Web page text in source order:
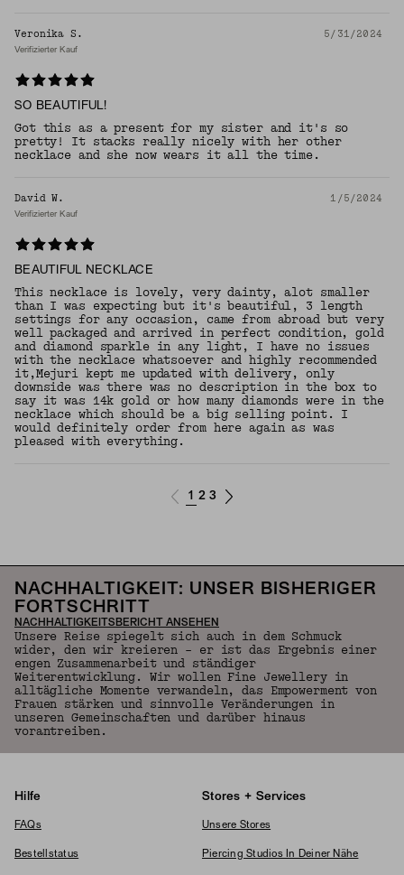
Veronika S. 5/31/2024
Verifizierter Kauf
SO BEAUTIFUL!
Got this as a present for my sister and it's so
pretty! It stacks really nicely with her other
necklace and she now wears it all the time.
David W. 1/5/2024
Verifizierter Kauf
BEAUTIFUL NECKLACE
This necklace is lovely, very dainty, alot smaller
than I was expecting but it's beautiful, 3 length
settings for any occasion, came from abroad but very
well packaged and arrived in perfect condition, gold
and diamond sparkle in any light, I have no issues
with the necklace whatsoever and highly recommended
it,Mejuri kept me updated with delivery, only
downside was there was no description in the box to
say it was 14k gold or how many diamonds were in the
necklace which should be a big selling point. I
would definitely order from here again as was
pleased with everything.
1 2 3
NACHHALTIGKEIT: UNSER BISHERIGER
FORTSCHRITT
NACHHALTIGKEITSBERICHT ANSEHEN
Unsere Reise spiegelt sich auch in dem Schmuck
wider, den wir kreieren – er ist das Ergebnis einer
engen Zusammenarbeit und ständiger
Weiterentwicklung. Wir wollen Fine Jewellery in
alltägliche Momente verwandeln, das Empowerment von
Frauen stärken und sinnvolle Veränderungen in
unseren Gemeinschaften und darüber hinaus
vorantreiben.
Hilfe
FAQs
Bestellstatus
Stores + Services
Unsere Stores
Piercing Studios In Deiner Nähe